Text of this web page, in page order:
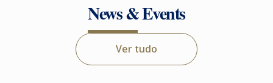
News & Events
Ver tudo